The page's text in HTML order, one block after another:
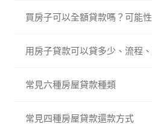
買房子可以全額貸款嗎？可能
用房子貸款可以貸多少、流程
常見六種房屋貸款種類
常見四種房屋貸款還款方式